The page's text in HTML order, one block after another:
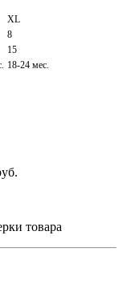
XL
8
15
18-24 мес.
товара